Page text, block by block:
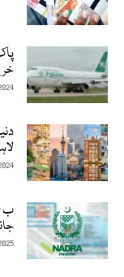
ب